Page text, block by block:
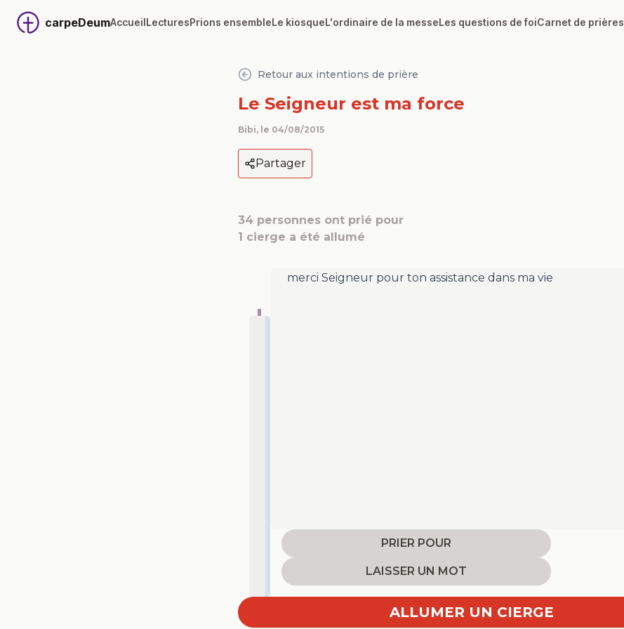
carpeDeumAccueilLecturesPrions ensembleLe kiosqueL'ordinaire de la messeLes questions de foiCarnet de prières
Retour aux intentions de prière
Le Seigneur est ma force
Bibi, le 04/08/2015
Partager
34 personnes ont prié pour
1 cierge a été allumé
merci Seigneur pour ton assistance dans ma vie
PRIER POUR
LAISSER UN MOT
ALLUMER UN CIERGE